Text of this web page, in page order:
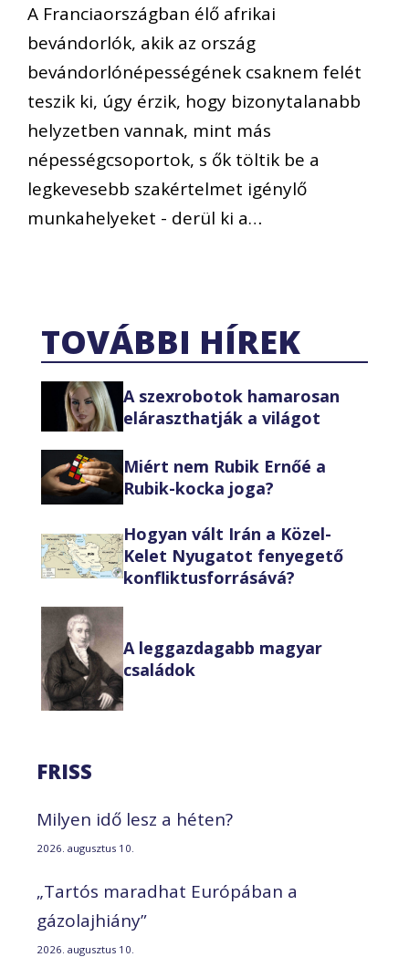
A Franciaországban élő afrikai
bevándorlók, akik az ország
bevándorlónépességének csaknem felét
teszik ki, úgy érzik, hogy bizonytalanabb
helyzetben vannak, mint más
népességcsoportok, s ők töltik be a
legkevesebb szakértelmet igénylő
munkahelyeket - derül ki a…
TOVÁBBI HÍREK
A szexrobotok hamarosan
eláraszthatják a világot
Miért nem Rubik Ernőé a
Rubik-kocka joga?
Hogyan vált Irán a Közel-
Kelet Nyugatot fenyegető
konfliktusforrásává?
A leggazdagabb magyar
családok
FRISS
Milyen idő lesz a héten?
2026. augusztus 10.
„Tartós maradhat Európában a
gázolajhiány”
2026. augusztus 10.